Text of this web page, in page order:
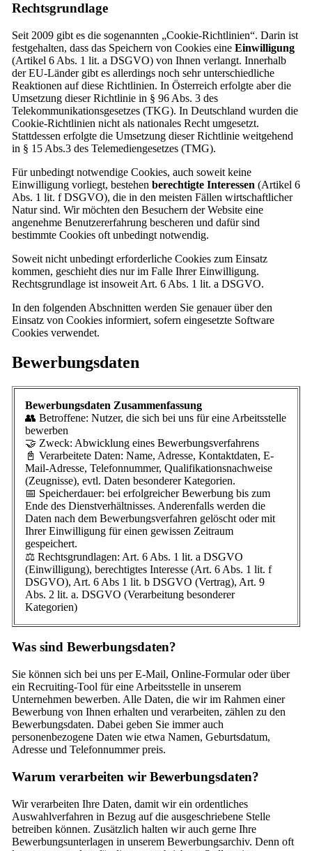
Rechtsgrundlage
Seit 2009 gibt es die sogenannten „Cookie-Richtlinien“. Darin ist
festgehalten, dass das Speichern von Cookies eine Einwilligung
(Artikel 6 Abs. 1 lit. a DSGVO) von Ihnen verlangt. Innerhalb
der EU-Länder gibt es allerdings noch sehr unterschiedliche
Reaktionen auf diese Richtlinien. In Österreich erfolgte aber die
Umsetzung dieser Richtlinie in § 96 Abs. 3 des
Telekommunikationsgesetzes (TKG). In Deutschland wurden die
Cookie-Richtlinien nicht als nationales Recht umgesetzt.
Stattdessen erfolgte die Umsetzung dieser Richtlinie weitgehend
in § 15 Abs.3 des Telemediengesetzes (TMG).
Für unbedingt notwendige Cookies, auch soweit keine
Einwilligung vorliegt, bestehen berechtigte Interessen (Artikel 6
Abs. 1 lit. f DSGVO), die in den meisten Fällen wirtschaftlicher
Natur sind. Wir möchten den Besuchern der Website eine
angenehme Benutzererfahrung bescheren und dafür sind
bestimmte Cookies oft unbedingt notwendig.
Soweit nicht unbedingt erforderliche Cookies zum Einsatz
kommen, geschieht dies nur im Falle Ihrer Einwilligung.
Rechtsgrundlage ist insoweit Art. 6 Abs. 1 lit. a DSGVO.
In den folgenden Abschnitten werden Sie genauer über den
Einsatz von Cookies informiert, sofern eingesetzte Software
Cookies verwendet.
Bewerbungsdaten
Bewerbungsdaten Zusammenfassung
👥 Betroffene: Nutzer, die sich bei uns für eine Arbeitsstelle
bewerben
🤝 Zweck: Abwicklung eines Bewerbungsverfahrens
📓 Verarbeitete Daten: Name, Adresse, Kontaktdaten, E-
Mail-Adresse, Telefonnummer, Qualifikationsnachweise
(Zeugnisse), evtl. Daten besonderer Kategorien.
📅 Speicherdauer: bei erfolgreicher Bewerbung bis zum
Ende des Dienstverhältnisses. Anderenfalls werden die
Daten nach dem Bewerbungsverfahren gelöscht oder mit
Ihrer Einwilligung für einen gewissen Zeitraum
gespeichert.
⚖️ Rechtsgrundlagen: Art. 6 Abs. 1 lit. a DSGVO
(Einwilligung), berechtigtes Interesse (Art. 6 Abs. 1 lit. f
DSGVO), Art. 6 Abs 1 lit. b DSGVO (Vertrag), Art. 9
Abs. 2 lit. a. DSGVO (Verarbeitung besonderer
Kategorien)
Was sind Bewerbungsdaten?
Sie können sich bei uns per E-Mail, Online-Formular oder über
ein Recruiting-Tool für eine Arbeitsstelle in unserem
Unternehmen bewerben. Alle Daten, die wir im Rahmen einer
Bewerbung von Ihnen erhalten und verarbeiten, zählen zu den
Bewerbungsdaten. Dabei geben Sie immer auch
personenbezogene Daten wie etwa Namen, Geburtsdatum,
Adresse und Telefonnummer preis.
Warum verarbeiten wir Bewerbungsdaten?
Wir verarbeiten Ihre Daten, damit wir ein ordentliches
Auswahlverfahren in Bezug auf die ausgeschriebene Stelle
betreiben können. Zusätzlich halten wir auch gerne Ihre
Bewerbungsunterlagen in unserem Bewerbungsarchiv. Denn oft